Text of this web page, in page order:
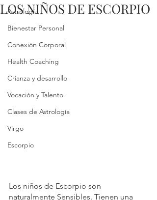
Astrología
Bienestar Personal
Conexión Corporal
Health Coaching
Crianza y desarrollo
Vocación y Talento
Clases de Astrología
Virgo
Escorpio
LOS NIÑOS DE ESCORPIO
⁠Los niños de Escorpio son
naturalmente Sensibles. Tienen una